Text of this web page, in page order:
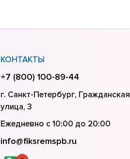
КОНТАКТЫ
+7 (800) 100-89-44
г. Санкт-Петербург, Гражданская
улица, 3
Ежедневно с 10:00 до 20:00
info@fiksremspb.ru